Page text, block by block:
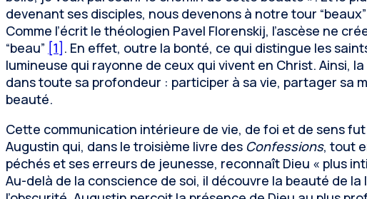
devenant ses disciples, nous devenons à notre tour
Comme l’écrit le théologien Pavel Florenskij, l’ascèse ne crée
“beau” [1] . En effet, outre la bonté, ce qui distingue les
lumineuse qui rayonne de ceux qui vivent en Christ. Ainsi,
dans toute sa profondeur : participer à sa vie, partager sa
beauté.
Cette communication intérieure de vie, de foi et de sens fut
Augustin qui, dans le troisième livre des Confessions, tout
péchés et ses erreurs de jeunesse, reconnaît Dieu « plus
Au-delà de la conscience de soi, il découvre la beauté de